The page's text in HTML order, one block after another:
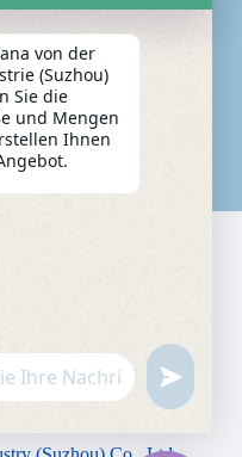
"eine Tür,
An State Property
von der
(Suzhou)
Sie die
und Mengen
Ihnen
u
n